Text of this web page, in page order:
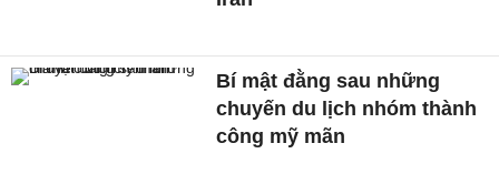
Bí mật đằng sau những
chuyến du lịch nhóm thành
công mỹ mãn